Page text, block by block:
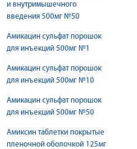
и внутримышечного
введения 500мг №50
Амикацин сульфат порошок
для инъекций 500мг №1
Амикацин сульфат порошок
для инъекций 500мг №10
Амикацин сульфат порошок
для инъекций 500мг №50
Амиксин таблетки покрытые
пленочной оболочкой 125мг